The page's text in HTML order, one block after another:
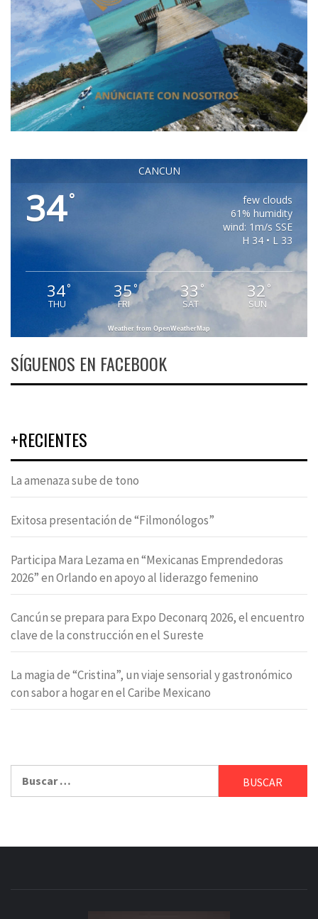
CANCUN
34°
few clouds
61% humidity
wind: 1m/s SSE
H 34 • L 33
34°
THU
35°
FRI
33 °
SAT
32 °
SUN
Weather from OpenWeatherMap
SÍGUENOS EN FACEBOOK
+RECIENTES
La amenaza sube de tono
Exitosa presentación de “Filmonólogos”
Participa Mara Lezama en “Mexicanas Emprendedoras
2026” en Orlando en apoyo al liderazgo femenino
Cancún se prepara para Expo Deconarq 2026, el encuentro
clave de la construcción en el Sureste
La magia de “Cristina”, un viaje sensorial y gastronómico
con sabor a hogar en el Caribe Mexicano